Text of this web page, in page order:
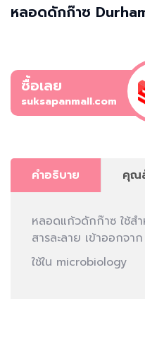
หลอดดักก๊าซ
ซื้อเลย
suksapanmall.com
คำอธิบาย คุณ
หลอดแก้วดักก๊าซ ใช้ส
สารละลาย เข้าออกจาก
ใช้ใน microbiology